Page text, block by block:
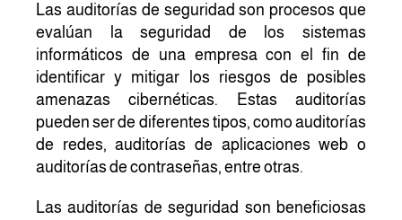
Las auditorías de seguridad son procesos que
evalúan la seguridad de los sistemas
informáticos de una empresa con el fin de
identificar y mitigar los riesgos de posibles
amenazas cibernéticas. Estas auditorías
pueden ser de diferentes tipos, como auditorías
de redes, auditorías de aplicaciones web o
auditorías de contraseñas, entre otras.
Las auditorías de seguridad son beneficiosas